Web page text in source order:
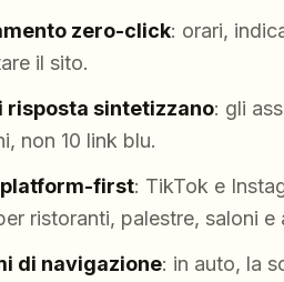
zero-click: orari,
il sito.
risposta sintetizzano: gli
non 10 link blu.
first: TikTok e
ristoranti, palestre, saloni e
di navigazione: in auto, la